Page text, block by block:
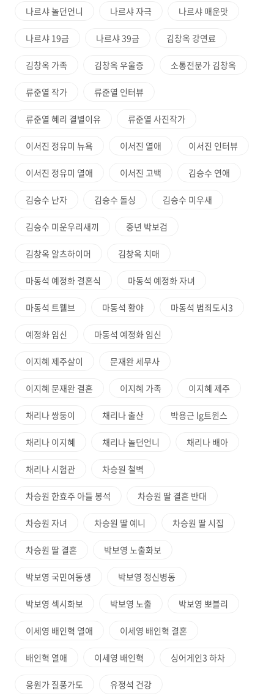
나르샤 놀던언니 나르샤 자극 나르샤 매운맛
나르샤 19금 나르샤 39금 김창옥 강연료
김창옥 가족 김창옥 우울증 소통전문가 김창옥
류준열 작가 류준열 인터뷰
류준열 혜리 결별이유 류준열 사진작가
이서진 정유미 뉴욕 이서진 열애 이서진 인터뷰
이서진 정유미 열애 이서진 고백 김승수 연애
김승수 난자 김승수 돌싱 김승수 미우새
김승수 미운우리새끼 중년 박보검
김창옥 알츠하이머 김창옥 치매
마동석 예정화 결혼식 마동석 예정화 자녀
마동석 트웰브 마동석 황야 마동석 범죄도시3
예정화 임신 마동석 예정화 임신
이지혜 제주살이 문재완 세무사
이지혜 문재완 결혼 이지혜 가족 이지혜 제주
채리나 쌍둥이 채리나 출산 박용근 lg트윈스
채리나 이지혜 채리나 놀던언니 채리나 배아
채리나 시험관 차승원 철벽
차승원 한효주 아들 봉석 차승원 딸 결혼 반대
차승원 자녀 차승원 딸 예니 차승원 딸 시집
차승원 딸 결혼 박보영 노출화보
박보영 국민여동생 박보영 정신병동
박보영 섹시화보 박보영 노출 박보영 뽀블리
이세영 배인혁 열애 이세영 배인혁 결혼
배인혁 열애 이세영 배인혁 싱어게인3 하차
응원가 질풍가도 유정석 건강